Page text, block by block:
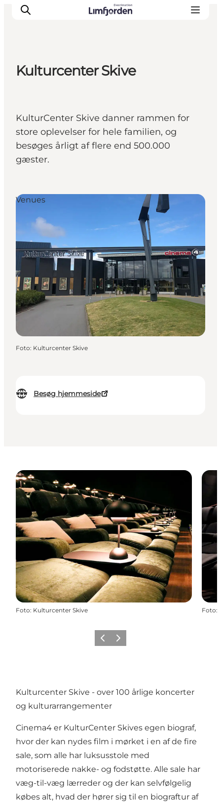
Kulturcenter Skive
KulturCenter Skive danner rammen for
store oplevelser for hele familien, og
besøges årligt af flere end 500.000
gæster.
Besøg hjemmeside
Venues
Foto: Kulturcenter Skive
Foto: Kulturcenter Skive Foto:
Forrige billede
Næste billede
Kulturcenter Skive - over 100 årlige koncerter
og kulturarrangementer
Cinema4 er KulturCenter Skives egen biograf,
hvor der kan nydes film i mørket i en af de fire
sale, som alle har luksusstole med
motoriserede nakke- og fodstøtte. Alle sale har
væg-til-væg lærreder og der kan selvfølgelig
købes alt, hvad der hører sig til en biograftur af